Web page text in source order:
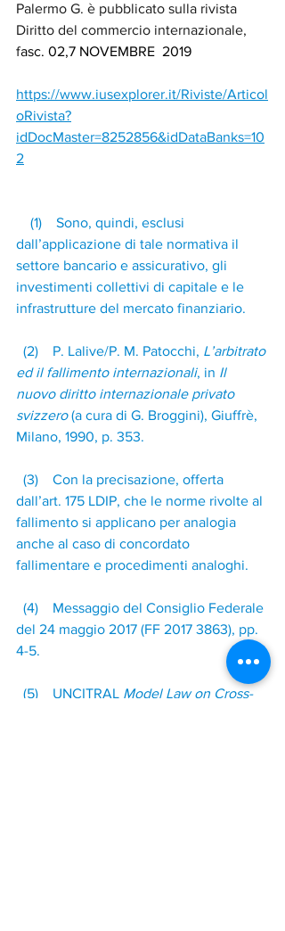
Palermo G. è pubblicato sulla rivista
Diritto del commercio internazionale,
fasc. 02,7 NOVEMBRE  2019
https://www.iusexplorer.it/Riviste/Articol
oRivista?
idDocMaster=8252856&idDataBanks=10
2
(1) Sono, quindi, esclusi
dall’applicazione di tale normativa il
settore bancario e assicurativo, gli
investimenti collettivi di capitale e le
infrastrutture del mercato finanziario.
(2) P. Lalive/P. M. Patocchi, L’arbitrato
ed il fallimento internazionali, in Il
nuovo diritto internazionale privato
svizzero (a cura di G. Broggini), Giuffrè,
Milano, 1990, p. 353.
(3) Con la precisazione, offerta
dall’art. 175 LDIP, che le norme rivolte al
fallimento si applicano per analogia
anche al caso di concordato
fallimentare e procedimenti analoghi.
(4) Messaggio del Consiglio Federale
del 24 maggio 2017 (FF 2017 3863), pp.
4-5.
(5) UNCITRAL Model Law on Cross-